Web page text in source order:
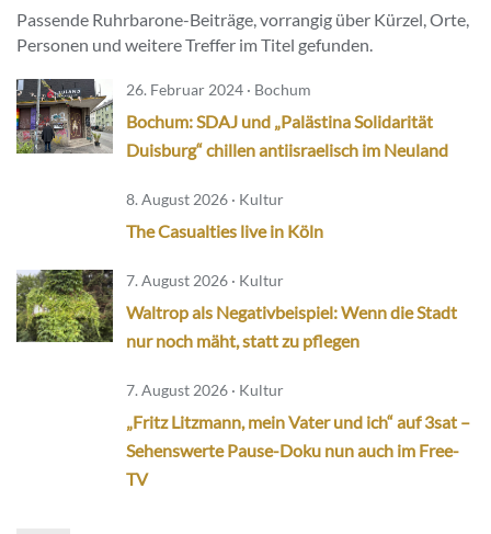
Passende Ruhrbarone-Beiträge, vorrangig über Kürzel, Orte,
Personen und weitere Treffer im Titel gefunden.
26. Februar 2024 · Bochum
Bochum: SDAJ und „Palästina Solidarität
Duisburg“ chillen antiisraelisch im Neuland
8. August 2026 · Kultur
The Casualties live in Köln
7. August 2026 · Kultur
Waltrop als Negativbeispiel: Wenn die Stadt
nur noch mäht, statt zu pflegen
7. August 2026 · Kultur
„Fritz Litzmann, mein Vater und ich“ auf 3sat –
Sehenswerte Pause-Doku nun auch im Free-
TV